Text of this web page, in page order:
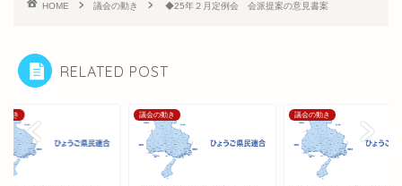
HOME 議会の動き ◆25年２月定例会 会派提案の意見書案
RELATED POST
動き 議会の動き 議会の動き